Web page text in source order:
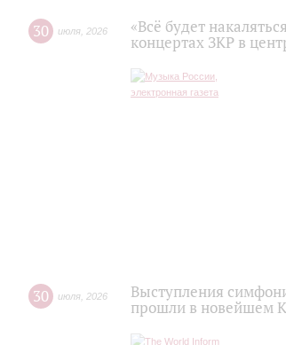
30 июля 2026
«Всё будет
концертах ЗКР в
30 июля 2026
Выступления
прошли в новейшем